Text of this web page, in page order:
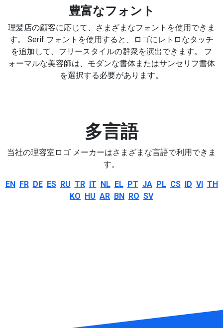
豊富なフォント
理髪店の顧客に応じて、さまざまなフォントを使用できま
す。 Serif フォントを使用すると、ロゴにレトロなタッチ
を追加して、フリースタイルの群衆を演出できます。 フ
ォーマルな美容師は、モダンな書体またはサンセリフ書体
を選択する必要があります。
多言語
当社の理容室ロゴ メーカーはさまざまな言語で利用できま
す。
EN FR DE ES RU TR IT NL EL PT JA PL CS ID VI TH
KO HU AR BN RO SV